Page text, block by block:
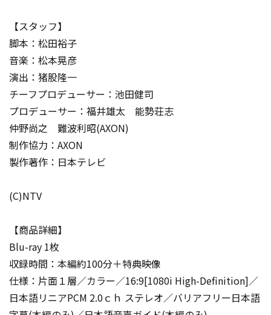
【スタッフ】
脚本：松田裕子
音楽：松本晃彦
演出：猪股隆一
チーフプロデューサー：池田健司
プロデューサー：福井雄太 能勢荘志
仲野尚之 難波利昭(AXON)
制作協力：AXON
製作著作：日本テレビ
(C)NTV
【商品詳細】
Blu-ray 1枚
収録時間：本編約100分＋特典映像
仕様：片面１層／カラー／16:9[1080i High-Definition]／
日本語リニアPCM 2.0ｃｈ ステレオ／バリアフリー日本語